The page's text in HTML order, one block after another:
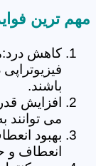
مهم ترین
کاهش
باشند.
افزایش
می توانند
بهبود
انعطاف و